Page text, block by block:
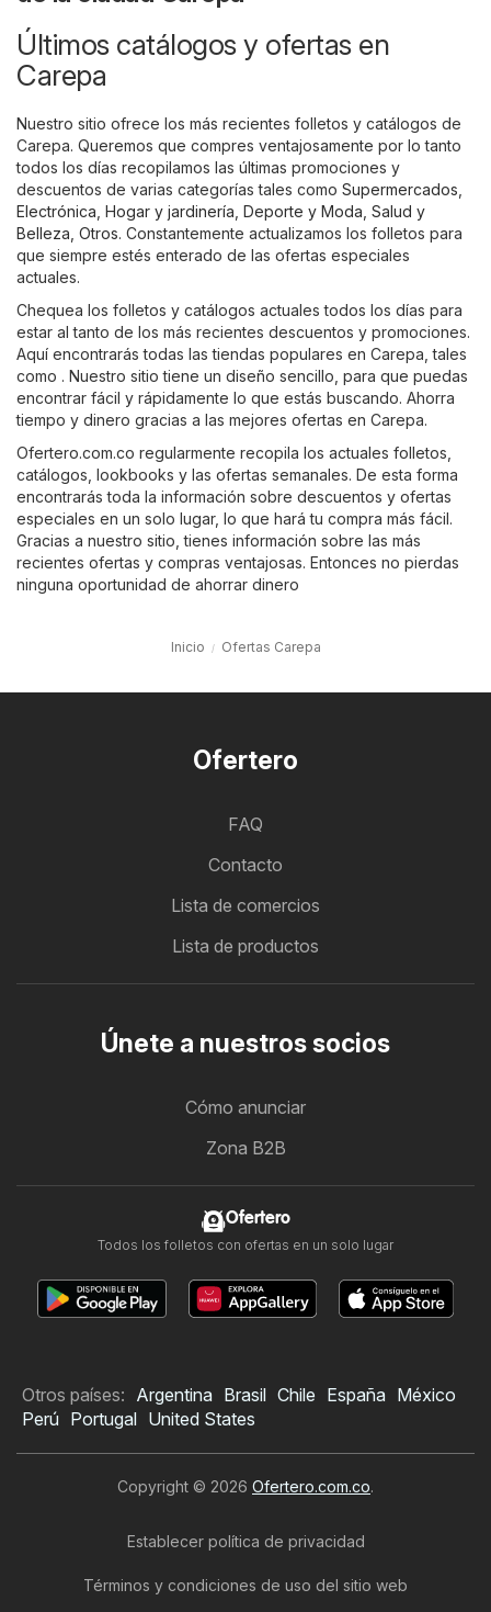
Últimos catálogos y ofertas en
Carepa
Nuestro sitio ofrece los más recientes folletos y catálogos de
Carepa. Queremos que compres ventajosamente por lo tanto
todos los días recopilamos las últimas promociones y
descuentos de varias categorías tales como Supermercados
Electrónica Hogar y jardinería Deporte y Moda Salud y
Belleza Otros. Constantemente actualizamos los folletos para
que siempre estés enterado de las ofertas especiales
actuales.
Chequea los folletos y catálogos actuales todos los días para
estar al tanto de los más recientes descuentos y promociones.
Aquí encontrarás todas las tiendas populares en Carepa, tales
como . Nuestro sitio tiene un diseño sencillo, para que puedas
encontrar fácil y rápidamente lo que estás buscando. Ahorra
tiempo y dinero gracias a las mejores ofertas en Carepa.
Ofertero.com.co regularmente recopila los actuales folletos,
catálogos, lookbooks y las ofertas semanales. De esta forma
encontrarás toda la información sobre descuentos y ofertas
especiales en un solo lugar, lo que hará tu compra más fácil.
Gracias a nuestro sitio, tienes información sobre las más
recientes ofertas y compras ventajosas. Entonces no pierdas
ninguna oportunidad de ahorrar dinero
Inicio Ofertas Carepa
Ofertero
FAQ
Contacto
Lista de comercios
Lista de productos
Únete a nuestros socios
Cómo anunciar
Zona B2B
Ofertero
Todos los folletos con ofertas en un solo lugar
Otros países: Argentina Brasil Chile España México
Perú Portugal United States
Copyright © 2026 Ofertero.com.co.
Establecer política de privacidad
Términos y condiciones de uso del sitio web